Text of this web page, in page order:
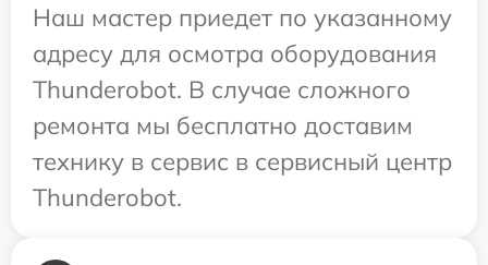
Наш мастер приедет по указанному
адресу для осмотра оборудования
Thunderobot. В случае сложного
ремонта мы бесплатно доставим
технику в сервис в сервисный центр
Thunderobot.